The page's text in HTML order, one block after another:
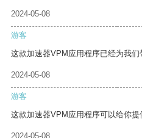
2024-05-08
游客
这款加速器VPM应用程序已经为我们
2024-05-08
游客
这款加速器VPM应用程序可以给你提
2024-05-08